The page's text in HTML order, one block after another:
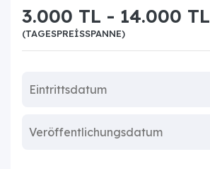
3.000 TL - 14.000 TL
(TAGESPREISSPANNE)